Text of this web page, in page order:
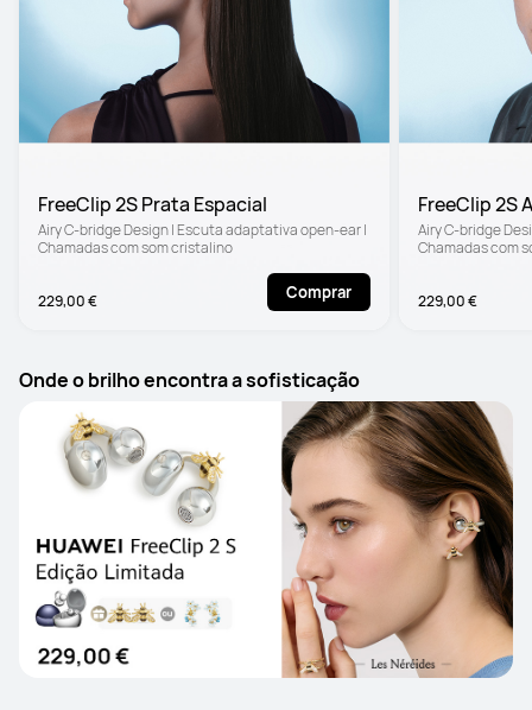
FreeClip 2S Prata Espacial
Airy C-bridge Design | Escuta adaptativa open-ear |
Chamadas com som cristalino
229,00 € Comprar
FreeClip 2S
Airy C-bridge
Chamadas com
229,00 €
Onde o brilho encontra a sofisticação